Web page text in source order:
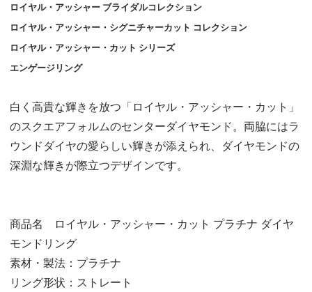
ロイヤル・アッシャー ブライダルコレクション
ロイヤル・アッシャー・シグニチャーカット コレクション
ロイヤル・アッシャー・カット シリーズ
エンゲージリング
白く高貴な輝きを放つ「ロイヤル・アッシャー・カット」
のスクエアフォルムのセンターダイヤモンド。両脇にはラ
ウンドダイヤの愛らしい輝きが添えられ、ダイヤモンドの
深淵な輝きが際立つデザインです。
商品名 ロイヤル・アッシャー・カット プラチナ ダイヤ
モンドリング
素材・製法：プラチナ
リング形状：ストレート